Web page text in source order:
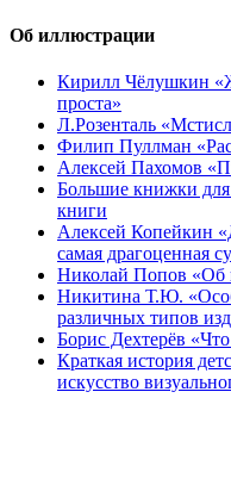
Об иллюстрации
Кирилл Чёлушкин
проста»
Л.Розенталь
Филип Пуллман
Алексей Пахомов
Большие книжки для
книги
Алексей Копейкин
самая драгоценная
Николай Попов «Об
Никитина Т.Ю.
различных типов
Борис Дехтерёв
Краткая история
искусство